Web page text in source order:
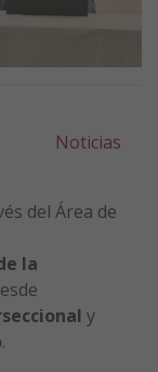
Noticias
del Área de
la
y
.